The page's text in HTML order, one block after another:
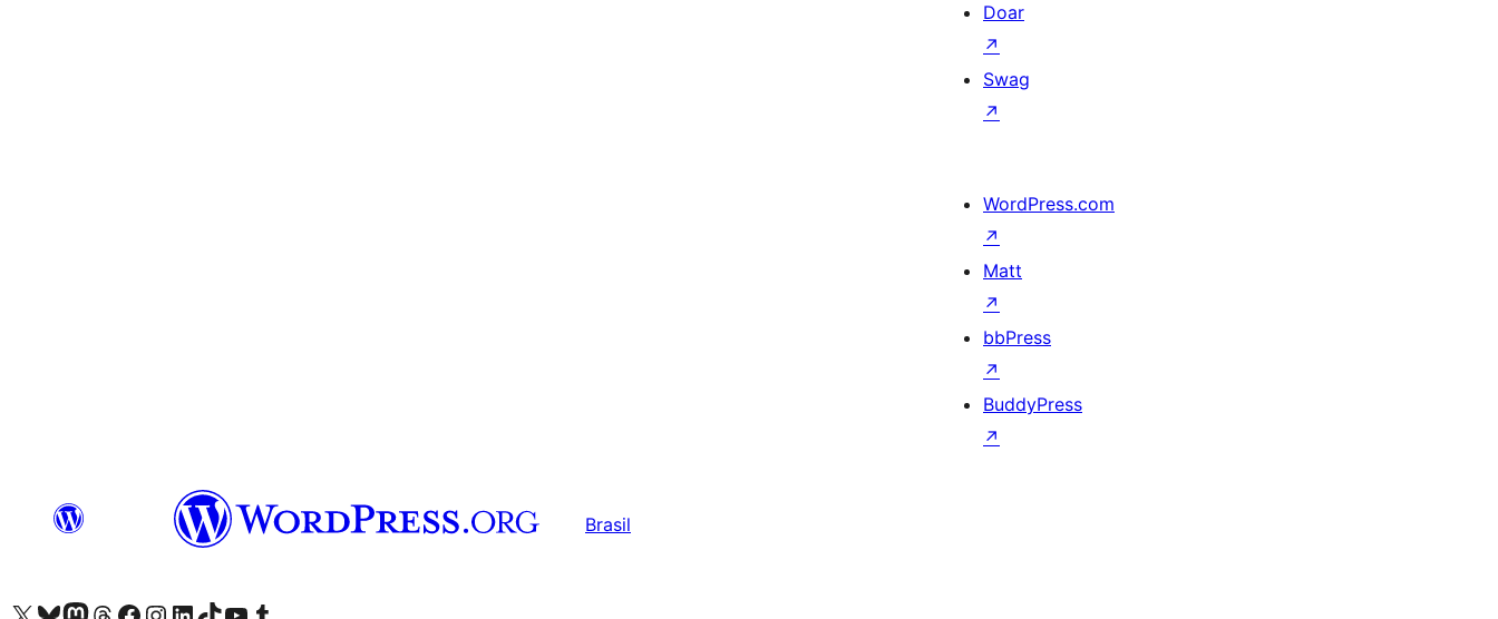
Doar
↗
Swag
↗
WordPress.com
↗
Matt
↗
bbPress
↗
BuddyPress
↗
Brasil